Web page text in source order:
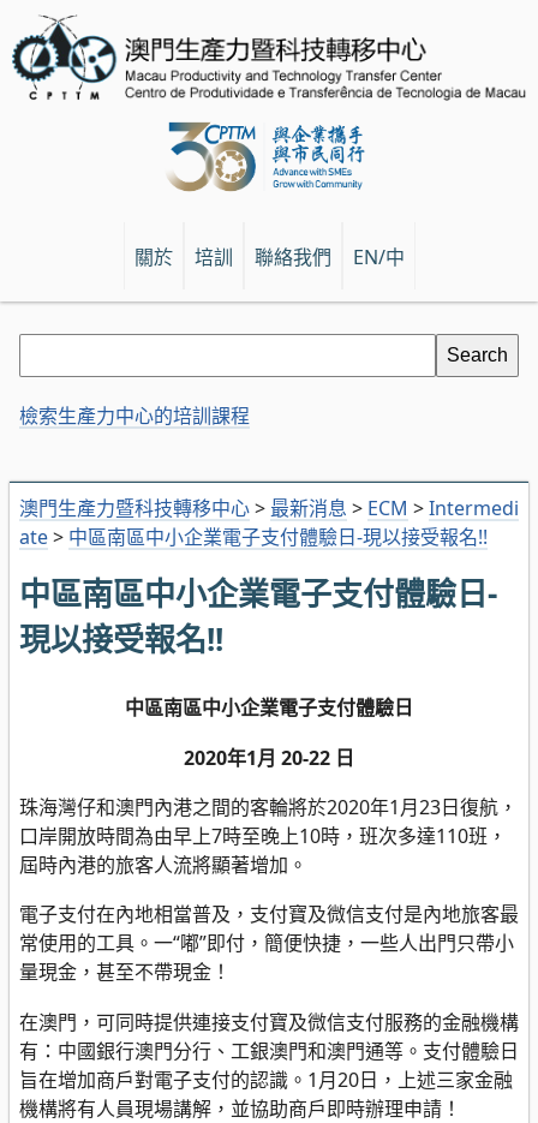
關於 培訓 聯絡我們 EN/中
澳門生產力暨科技轉移中心> 最新消息 > ECM >Intermedi
ate> 中區南區中小企業電子支付體驗日-現以接受報名!!
中區南區中小企業電子支付體驗日-
現以接受報名!!
中區南區中小企業電子支付體驗日
2020年1月 20-22 日
珠海灣仔和澳門內港之間的客輪將於2020年1月23日復航，
口岸開放時間為由早上7時至晚上10時， 班次多達110班，
屆時內港的旅客人流將顯著增加。
電子支付在內地相當普及，支付寶及微信支付是內地旅客最
常使用的工具。一“嘟”即付，簡便快捷， 一些人出門只帶小
量現金，甚至不帶現金！
在澳門，可同時提供連接支付寶及微信支付服務的金融機構
有：中國銀行澳門分行、工銀澳門和澳門通等。 支付體驗日
旨在增加商戶對電子支付的認識。1月20日，上述三家金融
機構將有人員現場講解， 並協助商戶即時辦理申請！
檢索生產力中心的培訓課程